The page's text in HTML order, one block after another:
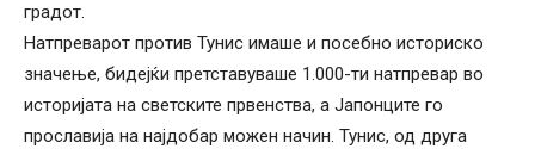
градот.
Натпреварот против Тунис имаше и посебно историско
значење, бидејќи претставуваше 1.000-ти натпревар во
историјата на светските првенства, а Јапонците го
прославија на најдобар можен начин. Тунис, од друга